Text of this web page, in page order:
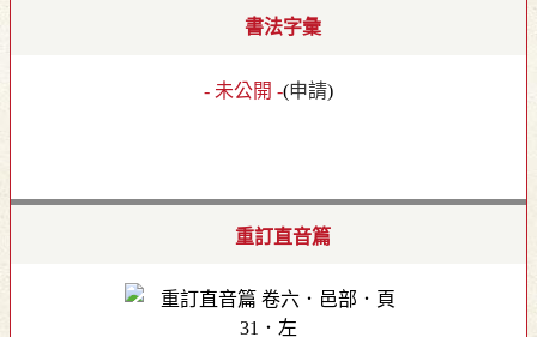
書法字彙
- 未公開 -(申請)
重訂直音篇